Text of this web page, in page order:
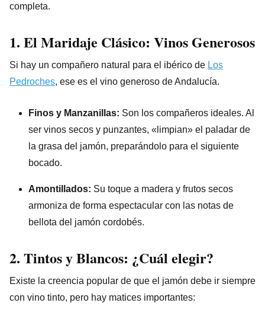
completa.
1. El Maridaje Clásico: Vinos Generosos
Si hay un compañero natural para el ibérico de Los
Pedroches, ese es el vino generoso de Andalucía.
Finos y Manzanillas: Son los compañeros ideales. Al
ser vinos secos y punzantes, «limpian» el paladar de
la grasa del jamón, preparándolo para el siguiente
bocado.
Amontillados: Su toque a madera y frutos secos
armoniza de forma espectacular con las notas de
bellota del jamón cordobés.
2. Tintos y Blancos: ¿Cuál elegir?
Existe la creencia popular de que el jamón debe ir siempre
con vino tinto, pero hay matices importantes: